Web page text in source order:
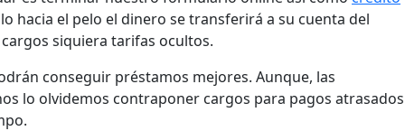
hacia el pelo el dinero se transferirá a su cuenta del
siquiera tarifas ocultos.
conseguir préstamos mejores. Aunque, las
lo olvidemos contraponer cargos para pagos atrasados